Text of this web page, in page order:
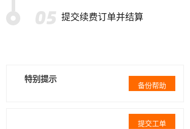
提交续费订单并结算
特别提示
备份帮助
提交工单